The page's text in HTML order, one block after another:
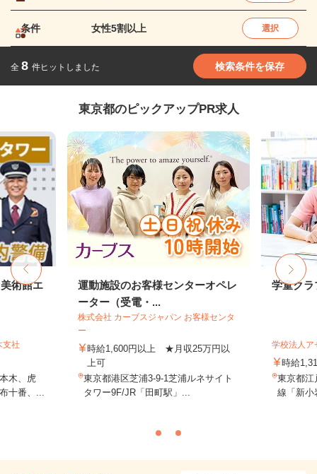
条件 女性5割以上 選択
全 8 件ヒットしました 検索条件を保存
東京都のピックアップPR求人
術館エ
社
木、虎
十番、...
運動施設のお客様センターオペレ
ーター（受電・...
株式会社 カーブスジャパン お客様センタ
ー
時給1,600円以上 ★月収25万円以
上可
東京都港区芝浦3-9-1芝浦ルネサイト
タワー9F/JR「田町駅」...
学童クラ
学校法人
時給
東京都江
線「新小